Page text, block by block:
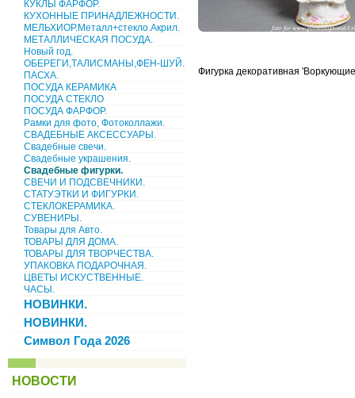
КУКЛЫ ФАРФОР.
КУХОННЫЕ ПРИНАДЛЕЖНОСТИ.
МЕЛЬХИОР.Металл+стекло.Акрил.
МЕТАЛЛИЧЕСКАЯ ПОСУДА.
Новый год.
ОБЕРЕГИ,ТАЛИСМАНЫ,ФЕН-ШУЙ.
ПАСХА.
ПОСУДА КЕРАМИКА
ПОСУДА СТЕКЛО
ПОСУДА ФАРФОР.
Рамки для фото, Фотоколлажи.
СВАДЕБНЫЕ АКСЕССУАРЫ.
Свадебные свечи.
Свадебные украшения.
Свадебные фигурки.
СВЕЧИ И ПОДСВЕЧНИКИ.
СТАТУЭТКИ И ФИГУРКИ.
СТЕКЛОКЕРАМИКА.
СУВЕНИРЫ.
Товары для Авто.
ТОВАРЫ ДЛЯ ДОМА.
ТОВАРЫ ДЛЯ ТВОРЧЕСТВА.
УПАКОВКА ПОДАРОЧНАЯ.
ЦВЕТЫ ИСКУСТВЕННЫЕ.
ЧАСЫ.
НОВИНКИ.
НОВИНКИ.
Символ Года 2026
НОВОСТИ
Фигурка декоративная